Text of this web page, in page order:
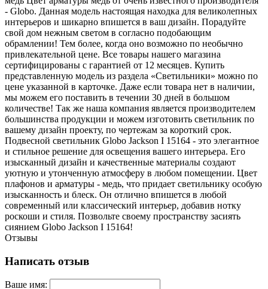
- Globo. Данная модель настоящая находка для великолепных
интерьеров и шикарно впишется в ваш дизайн. Порадуйте
свой дом нежным светом в согласно подобающим
обрамлении! Тем более, когда оно возможно по необычно
привлекательной цене. Все товары нашего магазина
сертифицированы с гарантией от 12 месяцев. Купить
представленную модель из раздела «Светильники» можно по
цене указанной в карточке. Даже если товара нет в наличии,
мы можем его поставить в течении 30 дней в большом
количестве! Так же наша компания является производителем
большинства продукции и можем изготовить светильник по
вашему дизайн проекту, по чертежам за короткий срок.
Подвесной светильник Globo Jackson I 15164 - это элегантное
и стильное решение для освещения вашего интерьера. Его
изысканный дизайн и качественные материалы создают
уютную и утонченную атмосферу в любом помещении. Цвет
плафонов и арматуры - медь, что придает светильнику особую
изысканность и блеск. Он отлично впишется в любой
современный или классический интерьер, добавив нотку
роскоши и стиля. Позвольте своему пространству засиять
сиянием Globo Jackson I 15164!
Отзывы
Написать отзыв
Ваше имя: